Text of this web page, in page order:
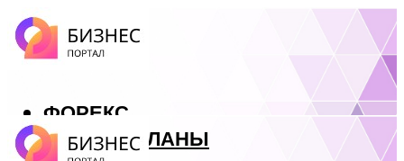
ФОРЕКС
БИЗНЕС ПЛАНЫ